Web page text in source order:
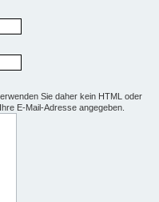
Sie daher kein HTML oder
E-Mail-Adresse angegeben.